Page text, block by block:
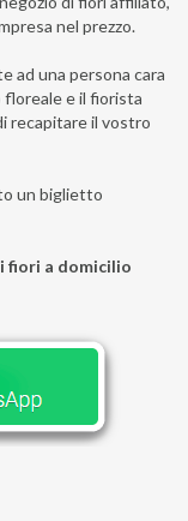
nel prezzo.
ad una persona cara
floreale e il fiorista
recapitare il vostro
un biglietto
fiori a domicilio